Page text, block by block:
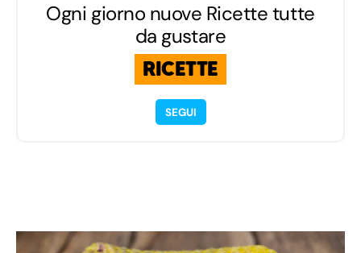
Ogni giorno nuove Ricette tutte
da gustare
RICETTE
SEGUI